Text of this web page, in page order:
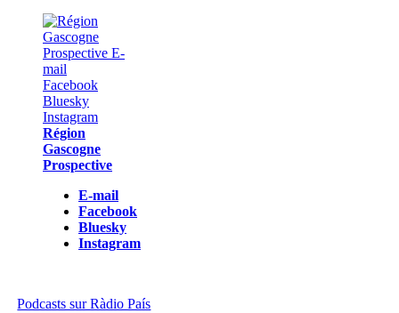
Région
Gascogne
Prospective
E-mail
Facebook
Bluesky
Instagram
Podcasts sur Ràdio País